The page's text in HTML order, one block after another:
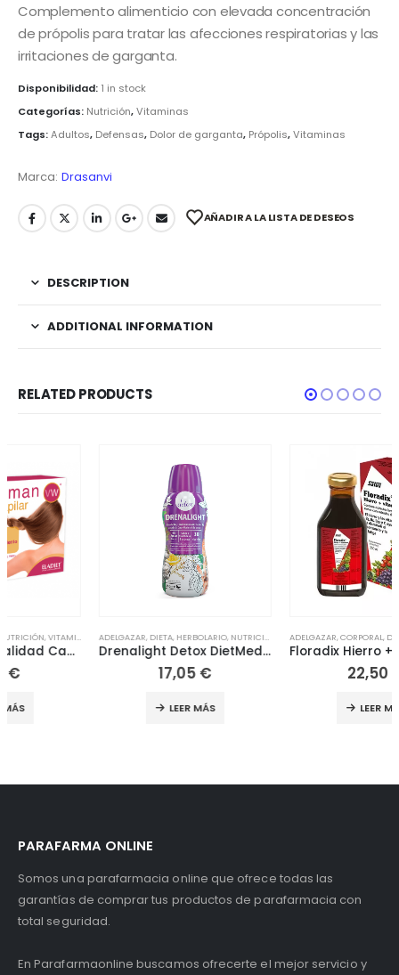
Complemento alimenticio con elevada concentración
de própolis para tratar las afecciones respiratorias y las
irritaciones de garganta.
Disponibilidad: 1 in stock
Categorías: Nutrición,Vitaminas
Tags:Adultos, Defensas, Dolor de garganta, Própolis,Vitaminas
Marca: Drasanvi
AÑADIR A LA LISTA DE DESEOS
DESCRIPTION
ADDITIONAL INFORMATION
RELATED PRODUCTS
ADELGAZAR,DIETA HERBOLARIO, NUTRICIÓN ,TRASTORNOS DIGESTIVOS
Drenalight Detox DietMed 600 ml
ADELGAZAR,CORPORAL,DEFENSAS,DIETA,
Floradix Hierro + Vitaminas 250ml
PARAFARMA ONLINE
Somos una parafarmacia online que ofrece todas las
garantías de comprar tus productos de parafarmacia con
total seguridad.
En Parafarmaonline buscamos ofrecerte el mejor servicio y